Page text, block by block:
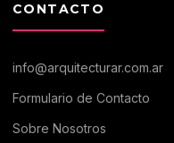
CONTACTO
info@arquitecturar.com.ar
Formulario de Contacto
Sobre Nosotros